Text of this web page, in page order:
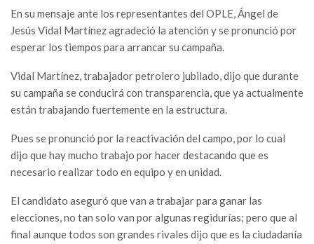
En su mensaje ante los representantes del OPLE, Ángel de
Jesús Vidal Martínez agradeció la atención y se pronunció por
esperar los tiempos para arrancar su campaña.
Vidal Martínez, trabajador petrolero jubilado, dijo que durante
su campaña se conducirá con transparencia, que ya actualmente
están trabajando fuertemente en la estructura.
Pues se pronunció por la reactivación del campo, por lo cual
dijo que hay mucho trabajo por hacer destacando que es
necesario realizar todo en equipo y en unidad.
El candidato aseguró que van a trabajar para ganar las
elecciones, no tan solo van por algunas regidurías; pero que al
final aunque todos son grandes rivales dijo que es la ciudadanía